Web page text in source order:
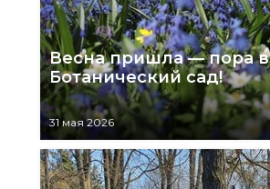
Весна пришла — пора в
Ботанический сад!
31 мая 2026